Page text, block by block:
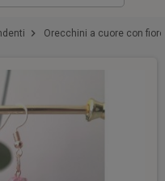
chevron_right Orecchini a cuore con